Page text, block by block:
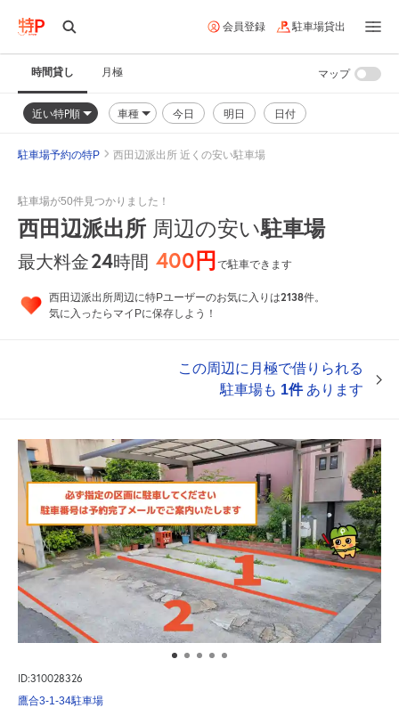
会員登録 駐車場貸出
時間貸し 月極
近い特P順 車種 今日 明日 日付
マップ
駐車場予約の特P 西田辺派出所 近くの安い駐車場
駐車場が50件見つかりました！
西田辺派出所 周辺の安い駐車場
最大料金24時間 400円で駐車できます
西田辺派出所周辺に特Pユーザーのお気に入りは2138件。
気に入ったらマイPに保存しよう！
この周辺に月極で借りられる
駐車場も 1件あります
ID:310028326
鷹合3-1-34駐車場